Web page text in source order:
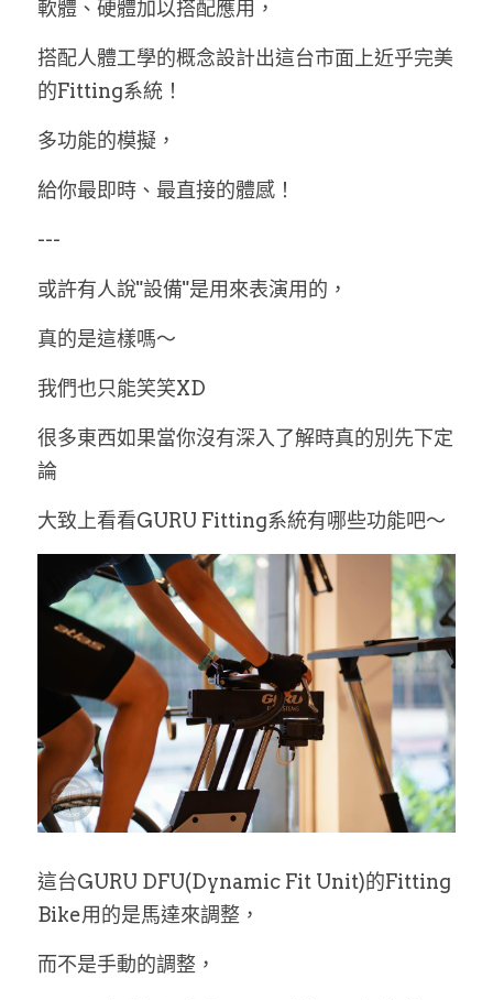
軟體、硬體加以搭配應用，
搭配人體工學的概念設計出這台市面上近乎完美
的Fitting系統！
多功能的模擬，
給你最即時、最直接的體感！
---
或許有人說"設備"是用來表演用的，
真的是這樣嗎～
我們也只能笑笑XD
很多東西如果當你沒有深入了解時真的別先下定
論
大致上看看GURU Fitting系統有哪些功能吧～
這台GURU DFU(Dynamic Fit Unit)的Fitting
Bike用的是馬達來調整，
而不是手動的調整，